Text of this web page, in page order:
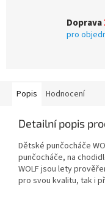
Doprava
pro
Popis Hodnocení
Detailní popis
Dětské punčocháče
punčocháče, na
WOLF jsou lety
pro svou kvalitu, tak i